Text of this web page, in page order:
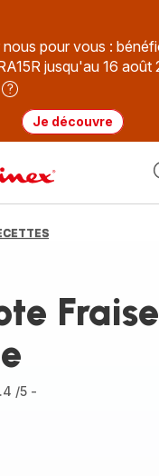
pour vous :
jusqu'au 16 août
Je découvre
/5 -